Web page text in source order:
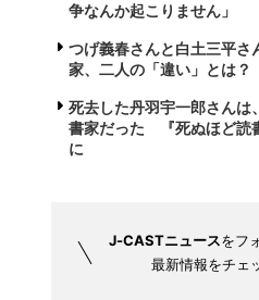
争なんか起こりません」
つげ義春さんと白土三平
家、二人の「違い」とは？
死去した丹羽宇一郎さんは
書家だった 『死ぬほど読
に
J-CASTニュースをフ
最新情報をチェ